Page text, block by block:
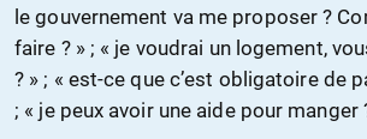
le gouvernement va me proposer ?
faire ? » ; « je voudrai un logement,
? » ; « est-ce que c’est obligatoire de
; « je peux avoir une aide pour manger